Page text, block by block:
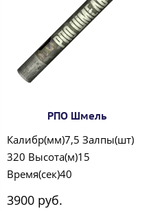
РПО Шмель
Калибр(мм)7,5 Залпы(шт)
320 Высота(м)15
Время(сек)40
3900 руб.